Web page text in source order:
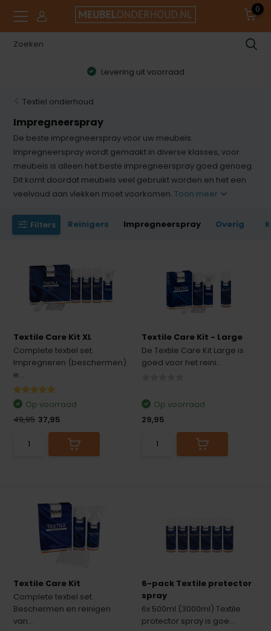
0
Levering uit voorraad
Textiel onderhoud
Impregneerspray
De beste impregneerspray voor uw meubels.
Impregneerspray wordt gemaakt in diverse klasses, voor
meubels is alleen het beste impregneerspray goed genoeg.
Dit komt doordat meubels veel gebruikt worden en het een
veelvoud aan vlekken moet voorkomen.Toon meer
Filters Reinigers Impregneerspray Overig
Textile Care Kit XL
Complete textiel set.
Impregneren (beschermen)
e...
Op voorraad
49,95 37,95
Textile Care Kit - Large
De Textile Care Kit Large is
goed voor het reini...
Op voorraad
29,95
Textile Care Kit
Complete textiel set.
Beschermen en reinigen
van...
6-pack Textile protector
spray
6x 500ml (3000ml) Textile
protector spray is goe...